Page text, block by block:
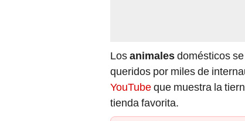
Losanimalesdomésticos
queridos por miles de
YouTubeque muestra la
tienda favorita.